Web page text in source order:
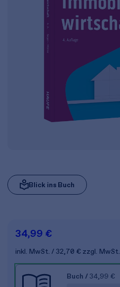
Blick ins Buch
34,99 €
inkl. MwSt. 32,70 € zzgl. MwSt.
Buch / 34,99 €